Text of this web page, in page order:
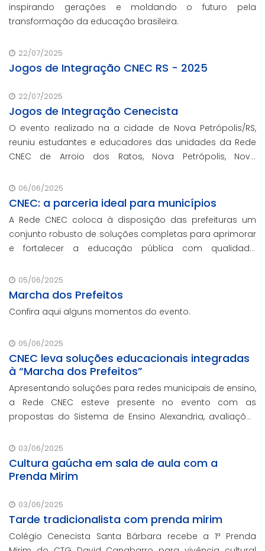
inspirando gerações e moldando o futuro pela
transformação da educação brasileira.
22/07/2025
Jogos de Integração CNEC RS - 2025
22/07/2025
Jogos de Integração Cenecista
O evento realizado na a cidade de Nova Petrópolis/RS,
reuniu estudantes e educadores das unidades da Rede
CNEC de Arroio dos Ratos, Nova Petrópolis, Novo
06/06/2025
CNEC: a parceria ideal para municípios
A Rede CNEC coloca à disposição das prefeituras um
conjunto robusto de soluções completas para aprimorar
e fortalecer a educação pública com qualidade,
que não participaram da Marcha dos Prefeito
05/06/2025
Marcha dos Prefeitos
Confira aqui alguns momentos do evento.
05/06/2025
CNEC leva soluções educacionais integradas
à “Marcha dos Prefeitos”
Apresentando soluções para redes municipais de ensino,
a Rede CNEC esteve presente no evento com as
propostas do Sistema de Ensino Alexandria, avaliações
escolar e parcerias com prefeituras durante ev
03/06/2025
Cultura gaúcha em sala de aula com a
Prenda Mirim
03/06/2025
Tarde tradicionalista com prenda mirim
Colégio Cenecista Santa Bárbara recebe a 1ª Prenda